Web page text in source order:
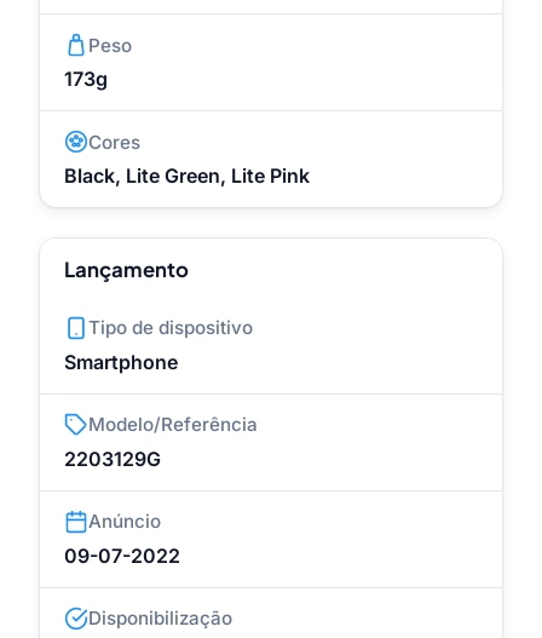
Peso
173g
Cores
Black, Lite Green, Lite Pink
Lançamento
Tipo de dispositivo
Smartphone
Modelo/Referência
2203129G
Anúncio
09-07-2022
Disponibilização